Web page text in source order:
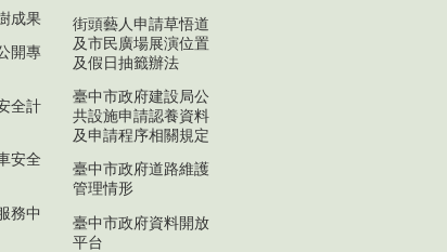
成果
開專
全計
安全
務中
街頭藝人申請草悟道
及市民廣場展演位置
及假日抽籤辦法
臺中市政府建設局公
共設施申請認養資料
及申請程序相關規定
臺中市政府道路維護
管理情形
臺中市政府資料開放
平台